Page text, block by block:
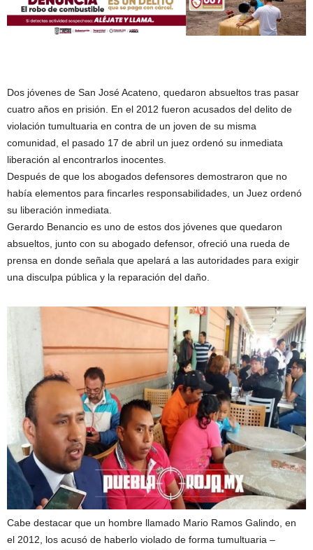
Dos jóvenes de San José Acateno, quedaron absueltos tras pasar
cuatro años en prisión. En el 2012 fueron acusados del delito de
violación tumultuaria en contra de un joven de su misma
comunidad, el pasado 17 de abril un juez ordenó su inmediata
liberación al encontrarlos inocentes.
Después de que los abogados defensores demostraron que no
había elementos para fincarles responsabilidades, un Juez ordenó
su liberación inmediata.
Gerardo Benancio es uno de estos dos jóvenes que quedaron
absueltos, junto con su abogado defensor, ofreció una rueda de
prensa en donde señala que apelará a las autoridades para exigir
una disculpa pública y la reparación del daño.
Cabe destacar que un hombre llamado Mario Ramos Galindo, en
el 2012, los acusó de haberlo violado de forma tumultuaria –